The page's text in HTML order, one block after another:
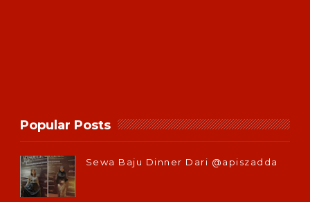
Popular Posts
Sewa Baju Dinner Dari @apiszadda